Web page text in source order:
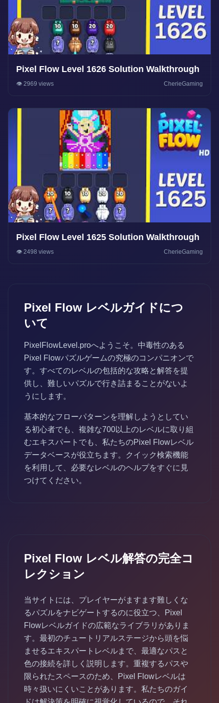
Pixel Flow Level 1626 Solution Walkthrough
👁️ 2969 views CherieGaming
Pixel Flow Level 1625 Solution Walkthrough
👁️ 2498 views CherieGaming
Pixel Flow レベルガイドにつ
いて
PixelFlowLevel.proへようこそ。中毒性のある
Pixel Flowパズルゲームの究極のコンパニオンで
す。すべてのレベルの包括的な攻略と解答を提
供し、難しいパズルで行き詰まることがないよ
うにします。
基本的なフローパターンを理解しようとしてい
る初心者でも、複雑な700以上のレベルに取り組
むエキスパートでも、私たちのPixel Flowレベル
データベースが役立ちます。クイック検索機能
を利用して、必要なレベルのヘルプをすぐに見
つけてください。
Pixel Flow レベル解答の完全コ
レクション
当サイトには、プレイヤーがますます難しくな
るパズルをナビゲートするのに役立つ、Pixel
Flowレベルガイドの広範なライブラリがありま
す。最初のチュートリアルステージから頭を悩
ませるエキスパートレベルまで、最適なパスと
色の接続を詳しく説明します。重複するパスや
限られたスペースのため、Pixel Flowレベルは
時々扱いにくいことがあります。私たちのガイ